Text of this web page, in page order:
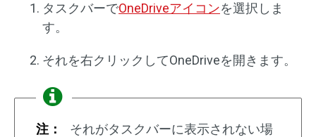
タスクバーでOneDriveアイコンを選択しま
す。
それを右クリックしてOneDriveを開きます。
注：
それがタスクバーに表示されない場